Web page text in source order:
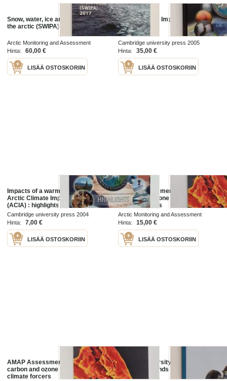
Snow, water, ice and permafrost in
the arctic (SWIPA) 2017
Arctic Monitoring and Assessment
Programme 2017
Hinta: 60,00 €
LISÄÄ OSTOSKORIIN
Arctic Climate Impact Assessment
Cambridge university press 2005
Hinta:
35,00 €
LISÄÄ OSTOSKORIIN
Impacts of a warming Arctic :
Arctic Climate Impact Assessment
(ACIA) : highlights
Cambridge university press 2004
Hinta:
7,00 €
LISÄÄ OSTOSKORIIN
AMAP Assessment 2015 : Black
carbon and ozone as Arctic
climate forcers
Arctic Monitoring and Assessment
Programme 2015
Hinta: 15,00 €
LISÄÄ OSTOSKORIIN
AMAP Assessment 2015 : Black
carbon and ozone as Arctic
climate forcers
Arctic biodiversity assessment :
status and trends in Arctic
biodiversity